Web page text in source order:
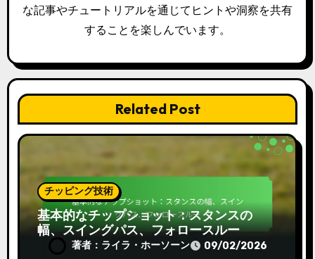
な記事やチュートリアルを通じてヒントや洞察を共有
することを楽しんでいます。
Related Post
チッピング技術
基本的なチップショット：スタンスの
幅、スイングパス、フォロースルー
著者：ライラ・ホーソーン 09/02/2026